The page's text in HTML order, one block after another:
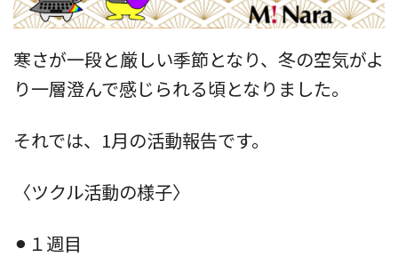
寒さが一段と厳しい季節となり、冬の空気がよ
り一層澄んで感じられる頃となりました。
それでは、1月の活動報告です。
〈ツクル活動の様子〉
⚫︎１週目